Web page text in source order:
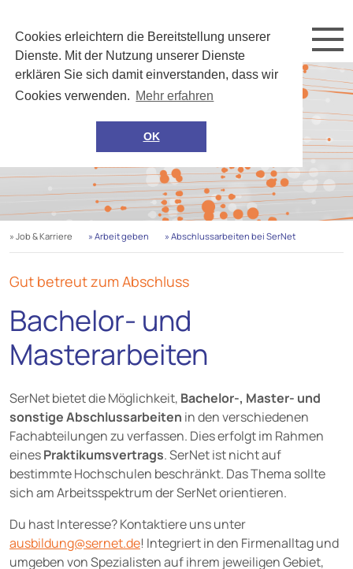
Cookies erleichtern die Bereitstellung unserer
Dienste. Mit der Nutzung unserer Dienste
erklären Sie sich damit einverstanden, dass wir
Cookies verwenden. Mehr erfahren
OK
» Job & Karriere » Arbeit geben » Abschlussarbeiten bei SerNet
Gut betreut zum Abschluss
Bachelor- und
Masterarbeiten
SerNet bietet die Möglichkeit, Bachelor-, Master- und
sonstige Abschlussarbeiten in den verschiedenen
Fachabteilungen zu verfassen. Dies erfolgt im Rahmen
einesPraktikumsvertrags. SerNet ist nicht auf
bestimmte Hochschulen beschränkt. Das Thema sollte
sich am Arbeitsspektrum der SerNet orientieren.
Du hast Interesse? Kontaktiere uns unter
ausbildung@sernet.de! Integriert in den Firmenalltag und
umgeben von Spezialisten auf ihrem jeweiligen Gebiet,